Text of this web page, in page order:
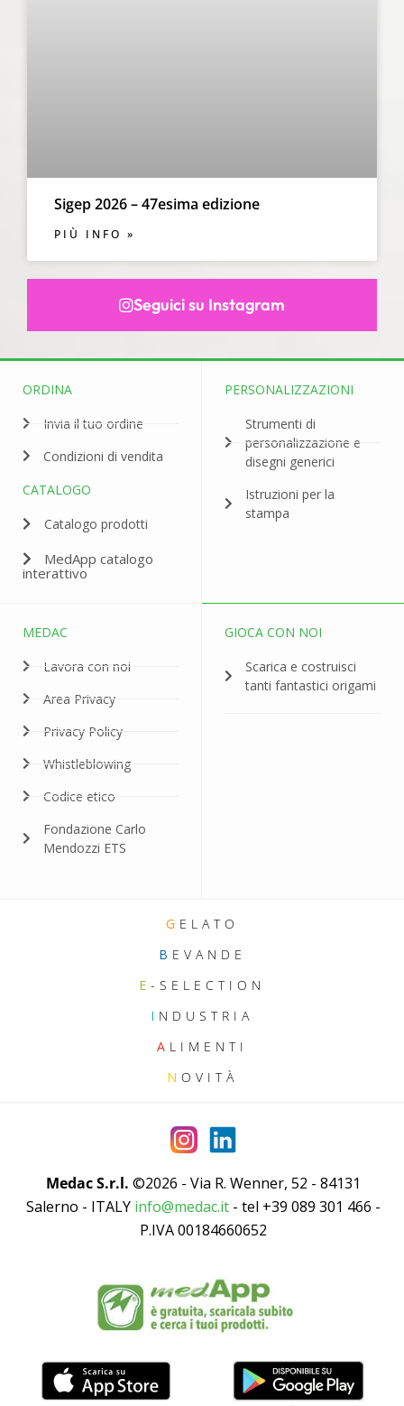
Sigep 2026 – 47esima edizione
PIÙ INFO »
Seguici su Instagram
ORDINA
Invia il tuo ordine
Condizioni di vendita
CATALOGO
Catalogo prodotti
MedApp catalogo
interattivo
PERSONALIZZAZIONI
Strumenti di
personalizzazione e
disegni generici
Istruzioni per la
stampa
MEDAC
Lavora con noi
Area Privacy
Privacy Policy
Whistleblowing
Codice etico
Fondazione Carlo
Mendozzi ETS
GIOCA CON NOI
Scarica e costruisci
tanti fantastici origami
G ELATO
B EVANDE
E -SELECTION
I NDUSTRIA
A LIMENTI
N OVITÀ
Medac S.r.l. ©2026 - Via R. Wenner, 52 - 84131
Salerno - ITALY info@medac.it - tel +39 089 301 466 -
P.IVA 00184660652